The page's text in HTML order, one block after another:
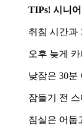
TIPs! 시니
취침 시간과
오후 늦게
낮잠은 30분
잠들기 전
침실은 어둡